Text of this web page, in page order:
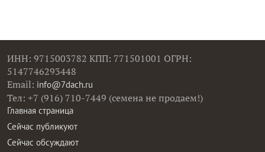
ИНН: 9715003782 КПП: 771501001 ОГРН:
5147746293448
Email: info@7dach.ru
Тел: +7 (916) 710-7449 (семена не продаем!)
Главная страница
Сейчас публикуют
Сейчас обсуждают